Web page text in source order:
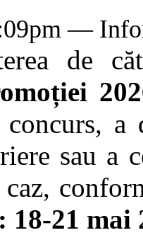
—
de
sau a
caz,
18-21 mai